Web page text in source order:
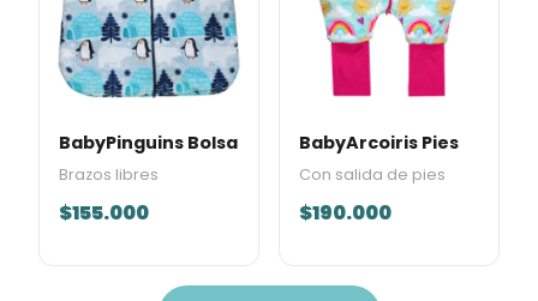
BabyPinguins Bolsa
Brazos libres
$155.000
BabyArcoiris Pies
Con salida de pies
$190.000